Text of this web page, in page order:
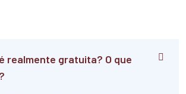
realmente gratuita? O que